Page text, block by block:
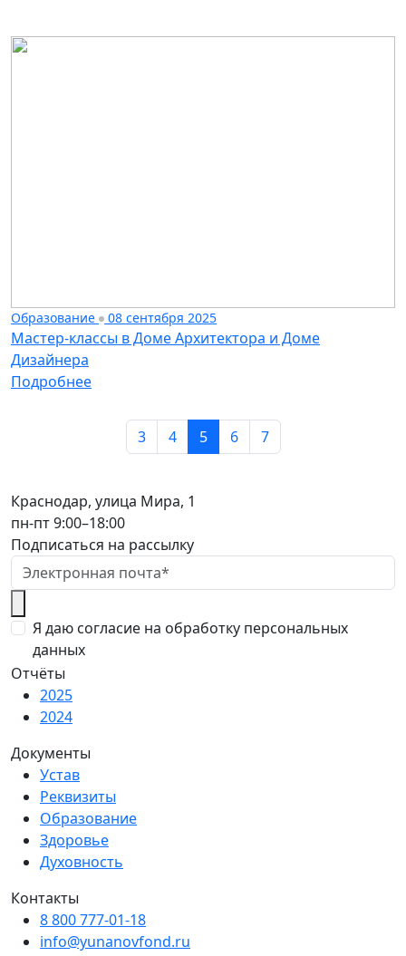
Образование 08 сентября 2025
Мастер-классы в Доме Архитектора и Доме
Дизайнера
Подробнее
3 4 5 6 7
Краснодар, улица Мира, 1
пн-пт 9:00–18:00
Подписаться на рассылку
Я даю согласие на обработку персональных
данных
Отчёты
2025
2024
Документы
Устав
Реквизиты
Образование
Здоровье
Духовность
Контакты
8 800 777-01-18
info@yunanovfond.ru